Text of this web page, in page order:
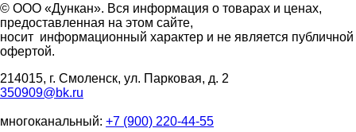
© ООО «Дункан». Вся информация о товарах и ценах,
предоставленная на этом сайте,
носит информационный характер и не является публичной
офертой.
214015, г. Смоленск, ул. Парковая, д. 2
350909@bk.ru
многоканальный: +7 (900) 220-44-55